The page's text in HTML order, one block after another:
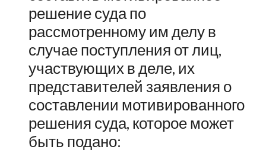
решение суда по
рассмотренному им делу в
случае поступления от лиц,
участвующих в деле, их
представителей заявления о
составлении мотивированного
решения суда, которое может
быть подано: